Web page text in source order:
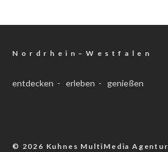
N o r d r h e i n – W e s t f a l e n
entdecken - erleben - genießen
© 2026 Kuhnes MultiMedia Agentur